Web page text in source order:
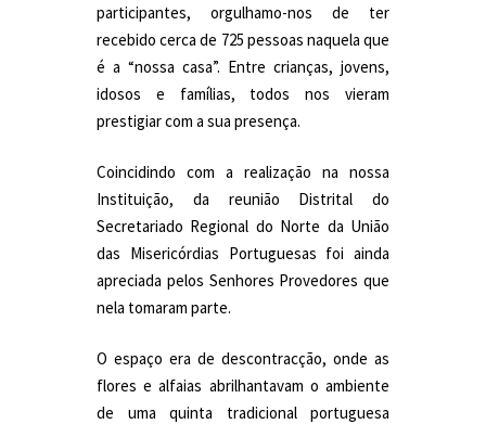
participantes, orgulhamo-nos de ter
recebido cerca de 725 pessoas naquela que
é a “nossa casa”. Entre crianças, jovens,
idosos e famílias, todos nos vieram
prestigiar com a sua presença.
Coincidindo com a realização na nossa
Instituição, da reunião Distrital do
Secretariado Regional do Norte da União
das Misericórdias Portuguesas foi ainda
apreciada pelos Senhores Provedores que
nela tomaram parte.
O espaço era de descontracção, onde as
flores e alfaias abrilhantavam o ambiente
de uma quinta tradicional portuguesa